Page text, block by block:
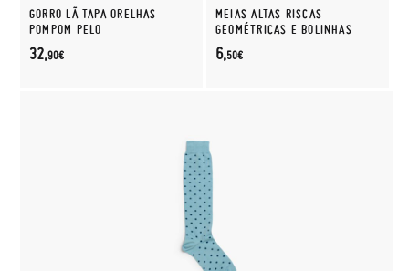
GORRO LÃ TAPA ORELHAS
POMPOM PELO
32,90€
MEIAS ALTAS RISCAS
GEOMÉTRICAS E BOLINHAS
6,50€